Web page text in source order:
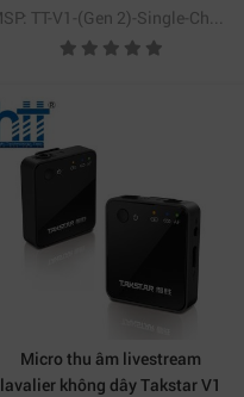
MSP: TT-V1-(Gen 2)-Single-Channel
Micro thu âm livestream
lavalier không dây Takstar V1